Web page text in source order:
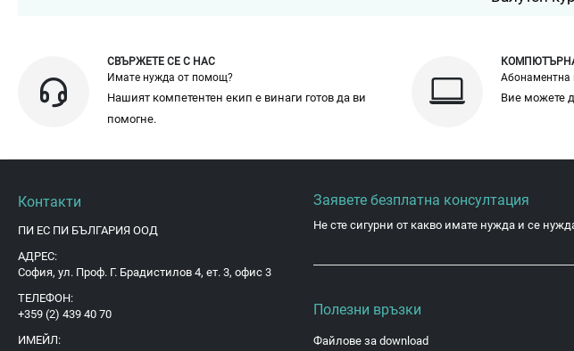
СВЪРЖЕТЕ СЕ С НАС
Имате нужда от помощ?
Нашият компетентен екип е винаги готов да ви
помогне.
Вие можете
Контакти
ПИ ЕС ПИ БЪЛГАРИЯ ООД
АДРЕС:
София, ул. Проф. Г. Брадистилов 4, ет. 3, офис 3
ТЕЛЕФОН:
+359 (2) 439 40 70
ИМЕЙЛ:
Заявете безплатна консултация
Не сте сигурни от какво имате нужда и се
Полезни връзки
Файлове за download